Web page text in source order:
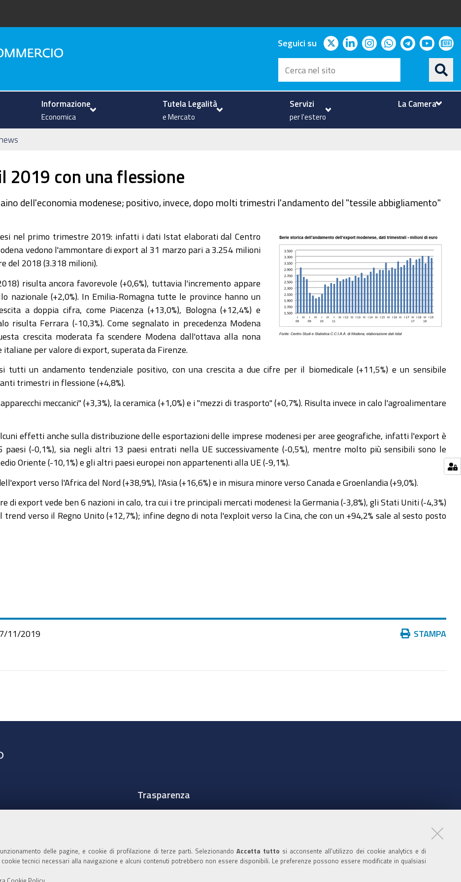
delle pagine, e cookie di profilazione di terze parti. SelezionandoAccetta tutto si acconsente all’utilizzo dei cookie analytics e di
tecnici necessari alla navigazione e alcuni contenuti potrebbero non essere disponibili. Le preferenze possono essere modificate in qualsiasi
Cookie Policy
Seguici su twitterlinkedininstagram
whatsapp
telegram
Cerca
nel
sito
Informazione
Economica
Tutela Legalità
e Mercato
Servizi
per l'estero
La Camera
2019 con una flessione
dell'economia modenese; positivo, invece, dopo molti trimestri l'andamento del "tessile abbigliamento"
nel primo trimestre 2019: infatti i dati Istat elaborati dal Centro
vedono l'ammontare di export al 31 marzo pari a 3.254 milioni
del 2018 (3.318 milioni).
risulta ancora favorevole (+0,6%), tuttavia l'incremento appare
nazionale (+2,0%). In Emilia-Romagna tutte le province hanno un
a doppia cifra, come Piacenza (+13,0%), Bologna (+12,4%) e
risulta Ferrara (-10,3%). Come segnalato in precedenza Modena
crescita moderata fa scendere Modena dall'ottava alla nona
per valore di export, superata da Firenze.
tutti un andamento tendenziale positivo, con una crescita a due cifre per il biomedicale (+11,5%) e un sensibile
trimestri in flessione (+4,8%).
meccanici" (+3,3%), la ceramica (+1,0%) e i "mezzi di trasporto" (+0,7%). Risulta invece in calo l'agroalimentare
effetti anche sulla distribuzione delle esportazioni delle imprese modenesi per aree geografiche, infatti l'export è
paesi (-0,1%), sia negli altri 13 paesi entrati nella UE successivamente (-0,5%), mentre molto più sensibili sono le
Oriente (-10,1%) e gli altri paesi europei non appartenenti alla UE (-9,1%).
verso l'Africa del Nord (+38,9%), l'Asia (+16,6%) e in misura minore verso Canada e Groenlandia (+9,0%).
di export vede ben 6 nazioni in calo, tra cui i tre principali mercati modenesi: la Germania (-3,8%), gli Stati Uniti (-4,3%)
verso il Regno Unito (+12,7%); infine degno di nota l'exploit verso la Cina, che con un +94,2% sale al sesto posto
Azioni STAMPA
11/2019
Trasparenza
Pubblicità Legale